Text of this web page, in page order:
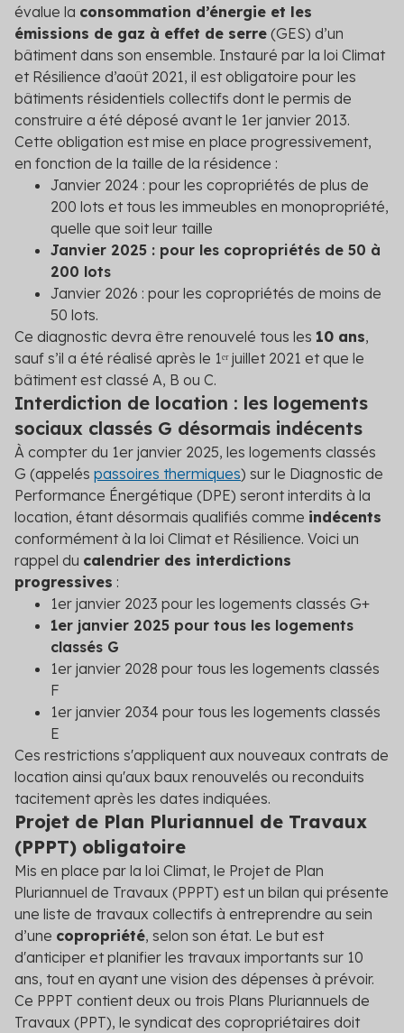
évalue la consommation d’énergie et les
émissions de gaz à effet de serre (GES) d’un
bâtiment dans son ensemble. Instauré par la loi Climat
et Résilience d’août 2021, il est obligatoire pour les
bâtiments résidentiels collectifs dont le permis de
construire a été déposé avant le 1er janvier 2013.
Cette obligation est mise en place progressivement,
en fonction de la taille de la résidence :
Janvier 2024 : pour les copropriétés de plus de
200 lots et tous les immeubles en monopropriété,
quelle que soit leur taille
Janvier 2025 : pour les copropriétés de 50 à
200 lots
Janvier 2026 : pour les copropriétés de moins de
50 lots.
Ce diagnostic devra être renouvelé tous les 10 ans,
sauf s’il a été réalisé après le 1ᵉʳ juillet 2021 et que le
bâtiment est classé A, B ou C.
Interdiction de location : les logements
sociaux classés G désormais indécents
À compter du 1er janvier 2025, les logements classés
G (appelés passoires thermiques) sur le Diagnostic de
Performance Énergétique (DPE) seront interdits à la
location, étant désormais qualifiés comme indécents
conformément à la loi Climat et Résilience. Voici un
rappel du calendrier des interdictions
progressives :
1er janvier 2023 pour les logements classés G+
1er janvier 2025 pour tous les logements
classés G
1er janvier 2028 pour tous les logements classés
F
1er janvier 2034 pour tous les logements classés
E
Ces restrictions s'appliquent aux nouveaux contrats de
location ainsi qu'aux baux renouvelés ou reconduits
tacitement après les dates indiquées.
Projet de Plan Pluriannuel de Travaux
(PPPT) obligatoire
Mis en place par la loi Climat, le Projet de Plan
Pluriannuel de Travaux (PPPT) est un bilan qui présente
une liste de travaux collectifs à entreprendre au sein
d’une copropriété, selon son état. Le but est
d'anticiper et planifier les travaux importants sur 10
ans, tout en ayant une vision des dépenses à prévoir.
Ce PPPT contient deux ou trois Plans Pluriannuels de
Travaux (PPT), le syndicat des copropriétaires doit